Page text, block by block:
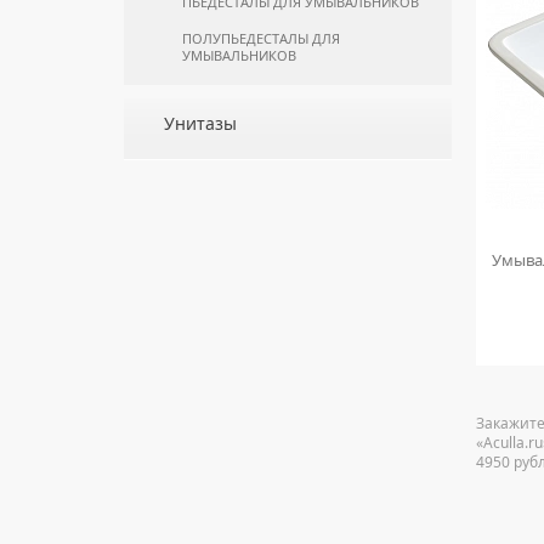
4950
ПОЛУПЬЕДЕСТАЛЫ ДЛЯ
УМЫВАЛЬНИКОВ
Унитазы